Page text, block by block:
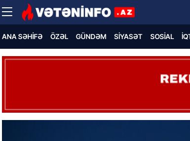
ANA SƏHIFƏ ÖZƏL GÜNDƏM SIYASƏT SOSIAL